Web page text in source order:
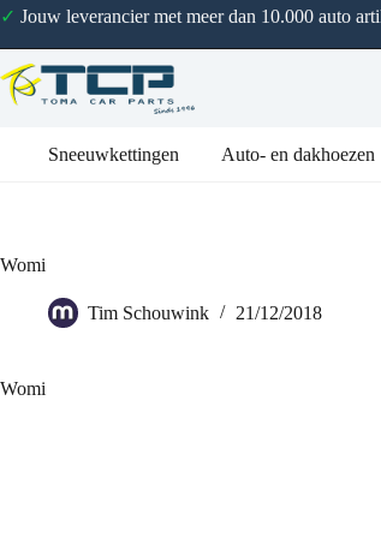
✓ Jouw leverancier met meer dan 10.000 auto
Sneeuwkettingen Auto- en dakhoezen
Womi
Tim Schouwink 21/12/2018
Womi